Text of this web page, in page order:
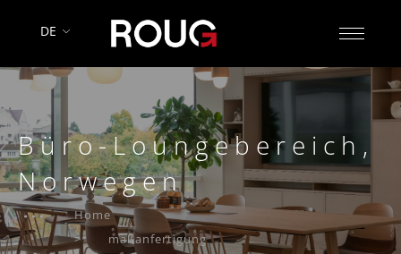
DE
Büro-Loungebereich,
Norwegen
Home
maßanfertigung